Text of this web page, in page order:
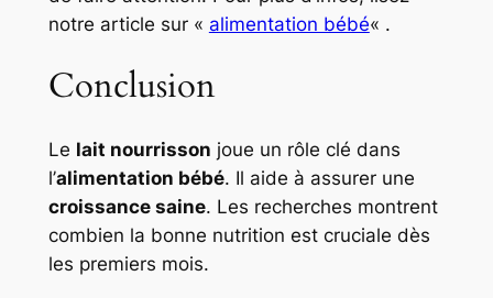
notre article sur « alimentation bébé« .
Conclusion
Le lait nourrisson joue un rôle clé dans
l’alimentation bébé. Il aide à assurer une
croissance saine. Les recherches montrent
combien la bonne nutrition est cruciale dès
les premiers mois.